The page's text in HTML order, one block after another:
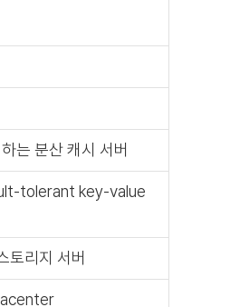
는 분산 캐시 서버
tolerant key-value
리지 서버